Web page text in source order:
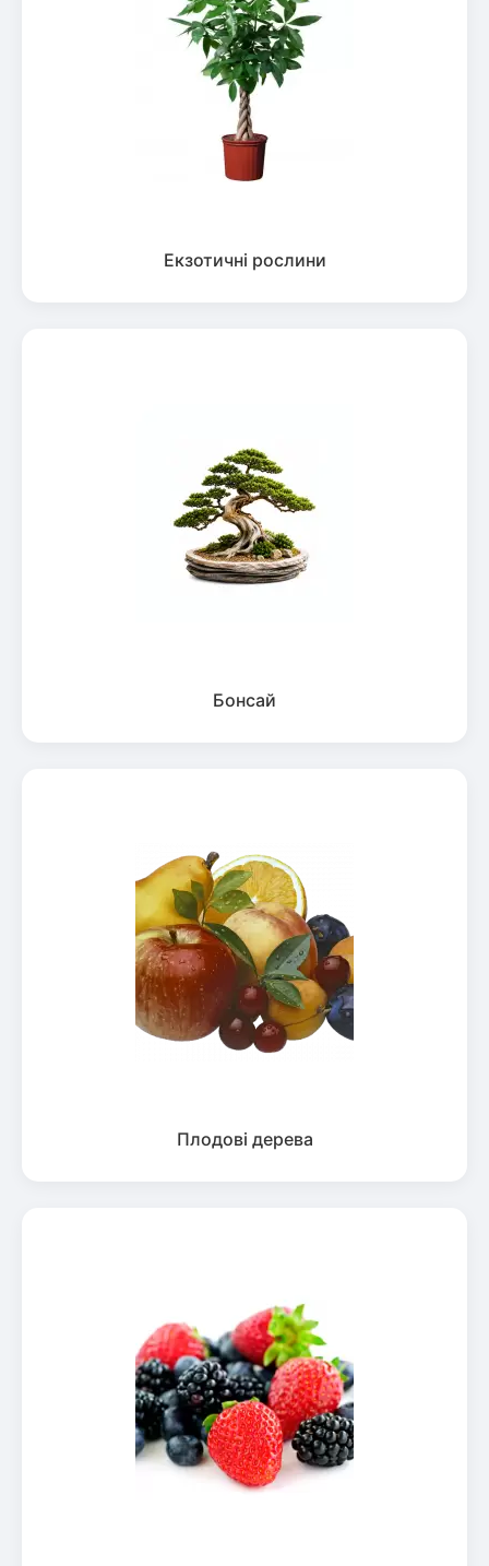
Екзотичні рослини
Бонсай
Плодові дерева